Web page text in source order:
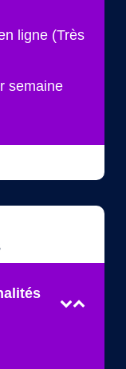
ligne (Très
semaine